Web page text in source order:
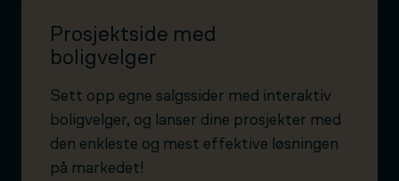
Prosjektside med
boligvelger
Sett opp egne salgssider med interaktiv
boligvelger, og lanser dine prosjekter med
den enkleste og mest effektive løsningen
på markedet!